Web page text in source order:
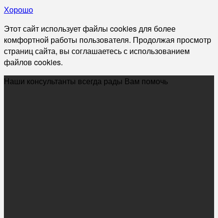
Хорошо
Этот сайт использует файлы cookies для более
комфортной работы пользователя. Продолжая просмотр
страниц сайта, вы соглашаетесь с использованием
файлов cookies.
Наши консультанты всегда рады Вам помочь